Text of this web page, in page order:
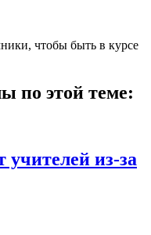
чтобы быть в курсе
по этой теме:
учителей из-за